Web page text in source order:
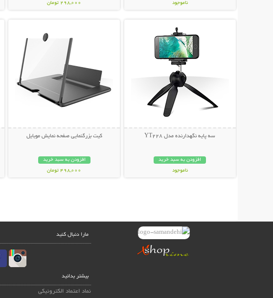
ناموجود
298,000 تومان
سه پایه نگهدارنده مدل YT228
افزودن به سبد خرید
ناموجود
کیت بزرگنمایی صفحه نمایش موبایل
افزودن به سبد خرید
498,000 تومان
مارا دنبال کنید
بیشتر بدانید
نماد اعتماد الکترونیکی